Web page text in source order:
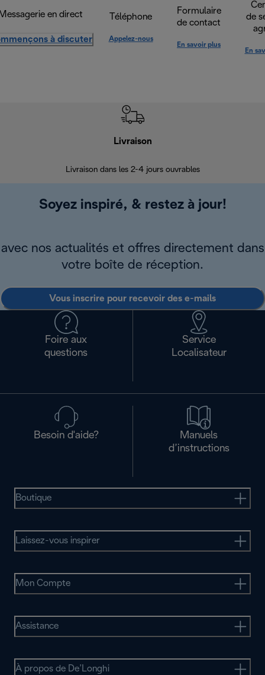
en direct
à discuter
Téléphone
Appelez-nous
Formulaire
de contact
En savoir plus
de
En
Livraison
Livraison dans les 2-4 jours ouvrables
Soyez inspiré, & restez à jour!
avec nos actualités et offres directement dans
votre boîte de réception.
Vous inscrire pour recevoir des e-mails
Foire aux
questions
Service
Localisateur
Besoin d'aide?
Manuels
d’instructions
Boutique
Laissez-vous inspirer
Mon Compte
Assistance
À propos de De’Longhi